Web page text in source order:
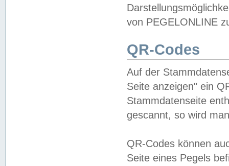
von PEGELONLINE
QR-Codes
Auf der
Seite anzeigen" ein
Stammdatenseite
gescannt, so wird
QR-Codes können
Seite eines Pegels